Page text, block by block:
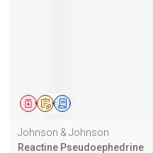
Op voorschrift
GeneesmiddelSchriftelijke aanvraag
Johnson & Johnson
Reactine Pseudoephedrine